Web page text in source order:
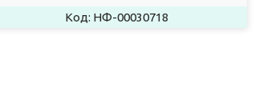
НФ-00030718